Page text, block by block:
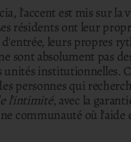
l'accent est mis sur la
résidents ont leur
leurs propres
sont absolument pas
institutionnelles.
personnes qui
l'intimité, avec la
communauté où l'aide